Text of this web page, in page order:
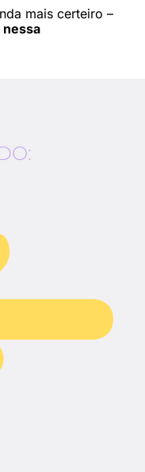
mais certeiro –
nessa